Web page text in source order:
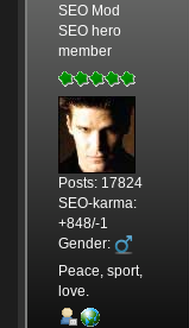
SEO Mod
SEO hero
member
Posts: 17824
SEO-karma:
+848/-1
Gender:
Peace, sport,
love.